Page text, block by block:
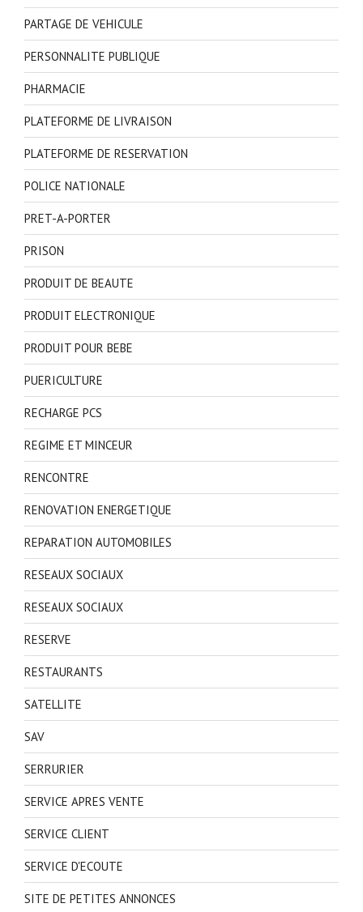
PARTAGE DE VEHICULE
PERSONNALITE PUBLIQUE
PHARMACIE
PLATEFORME DE LIVRAISON
PLATEFORME DE RESERVATION
POLICE NATIONALE
PRET-A-PORTER
PRISON
PRODUIT DE BEAUTE
PRODUIT ELECTRONIQUE
PRODUIT POUR BEBE
PUERICULTURE
RECHARGE PCS
REGIME ET MINCEUR
RENCONTRE
RENOVATION ENERGETIQUE
REPARATION AUTOMOBILES
RESEAUX SOCIAUX
RESEAUX SOCIAUX
RESERVE
RESTAURANTS
SATELLITE
SAV
SERRURIER
SERVICE APRES VENTE
SERVICE CLIENT
SERVICE D'ECOUTE
SITE DE PETITES ANNONCES